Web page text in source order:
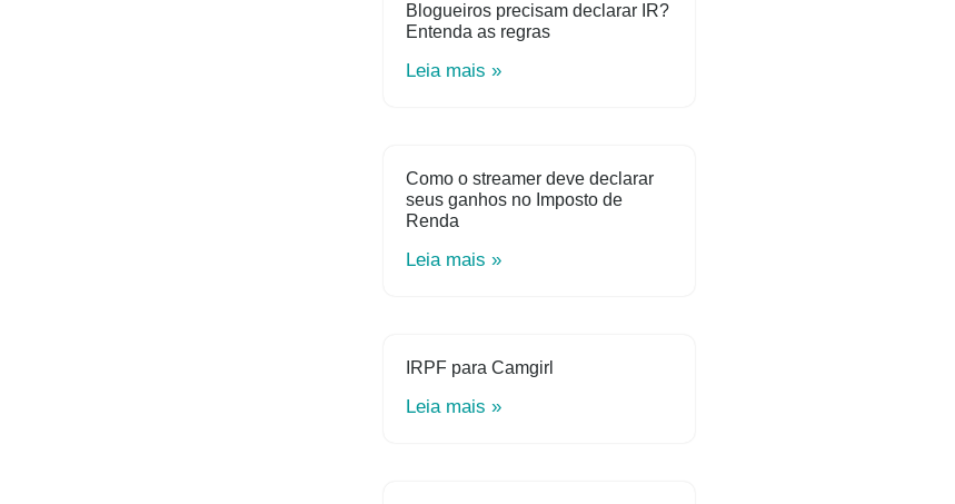
Blogueiros precisam declarar IR?
Entenda as regras
Leia mais »
Como o streamer deve declarar
seus ganhos no Imposto de
Renda
Leia mais »
IRPF para Camgirl
Leia mais »